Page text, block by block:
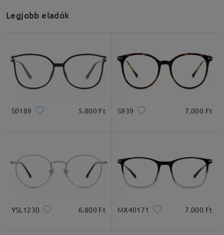
Legjobb eladók
S0189 5.800 Ft S939 7.000 Ft
YSL1230 6.800 Ft MX40171 7.000 Ft